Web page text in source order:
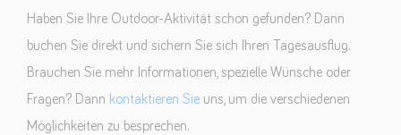
Haben Sie Ihre Outdoor-Aktivität schon gefunden? Dann
buchen Sie direkt und sichern Sie sich Ihren Tagesausflug.
Brauchen Sie mehr Informationen, spezielle Wünsche oder
Fragen? Dann kontaktieren Sie uns, um die verschiedenen
Möglichkeiten zu besprechen.